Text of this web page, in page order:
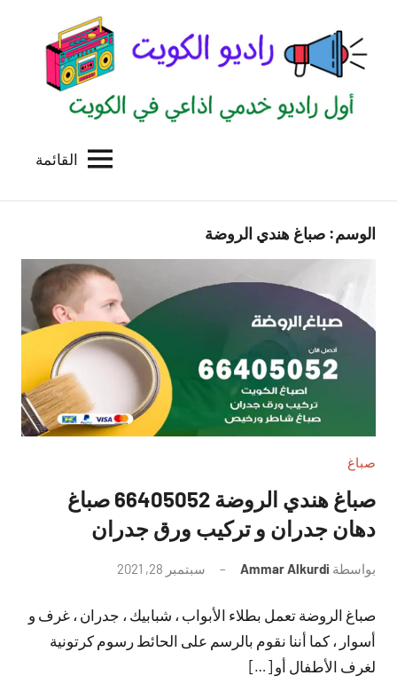
المحتوى
الكويت
للاعلانات
القائمة
الوسم: صباغ هندي الروضة
صباغ
صباغ هندي الروضة 66405052 صباغ
دهان جدران و تركيب ورق جدران
بواسطة Ammar Alkurdi سبتمبر 28, 2021
تعليقات
صباغ الروضة تعمل بطلاء الأبواب ، شبابيك ، جدران ، غرف و
أسوار ، كما أننا نقوم بالرسم على الحائط رسوم كرتونية
لغرف الأطفال أو […]